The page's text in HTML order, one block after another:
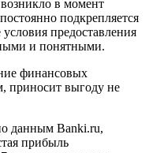
в момент
подкрепляется
предоставления
и понятными.
финансовых
приносит выгоду не
данным Banki.ru,
прибыль